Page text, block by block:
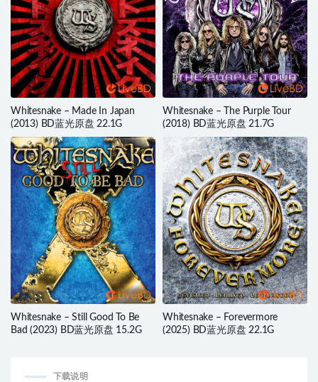
Whitesnake – Made In Japan
(2013) BD蓝光原盘 22.1G
Whitesnake – The Purple Tour
(2018) BD蓝光原盘 21.7G
Whitesnake – Still Good To Be
Bad (2023) BD蓝光原盘 15.2G
Whitesnake – Forevermore
(2025) BD蓝光原盘 22.1G
下载说明